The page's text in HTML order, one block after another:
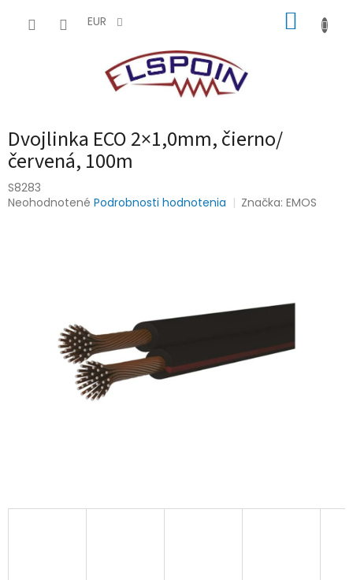
EUR
Dvojlinka ECO 2×1,0mm, čierno/
červená, 100m
S8283
Priemerné
Neohodnotené Podrobnosti hodnotenia Značka:EMOS